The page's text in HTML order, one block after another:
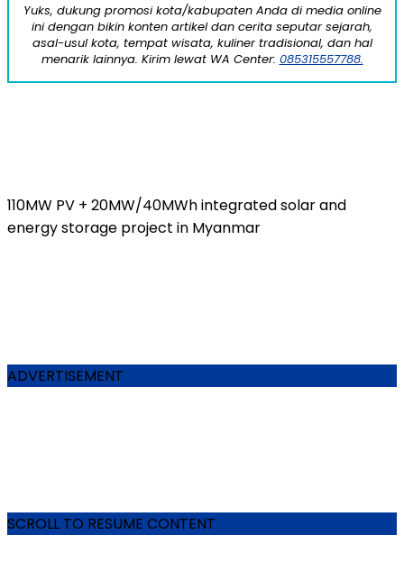
Yuks, dukung promosi kota/kabupaten Anda di media online
ini dengan bikin konten artikel dan cerita seputar sejarah,
asal-usul kota, tempat wisata, kuliner tradisional, dan hal
menarik lainnya. Kirim lewat WA Center: 085315557788.
110MW PV + 20MW/40MWh integrated solar and
energy storage project in Myanmar
ADVERTISEMENT
SCROLL TO RESUME CONTENT